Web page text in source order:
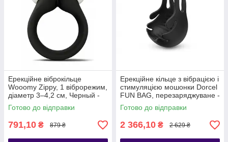
Ерекційне віброкільце
Wooomy Zippy, 1 віброрежим,
діаметр 3–4,2 см, Черный -
SO7438
Готово до відправки
791,10 ₴ 879 ₴
Ерекційне кільце з вібрацією і
стимуляцією мошонки Dorcel
FUN BAG, перезаряджуване -
SO4870
Готово до відправки
2 366,10 ₴ 2 629 ₴